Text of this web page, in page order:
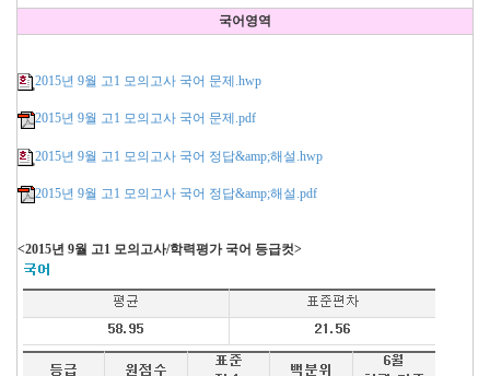
국어영역
2015년 9월 고1 모의고사 국어 문제.hwp
2015년 9월 고1 모의고사 국어 문제.pdf
2015년 9월 고1 모의고사 국어 정답&amp;해설.hwp
2015년 9월 고1 모의고사 국어 정답&amp;해설.pdf
<2015년 9월 고1 모의고사/학력평가 국어 등급컷>